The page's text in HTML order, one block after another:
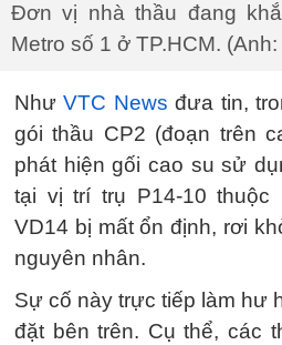
Đơn vị nhà thầu đang
Metro số 1 ở TP.HCM.
NhưVTC News đưa tin,
gói thầu CP2 (đoạn trên
phát hiện gối cao su sử
tại vị trí trụ P14-10 thuộc
VD14 bị mất ổn định, rơi
nguyên nhân.
Sự cố này trực tiếp làm hư
đặt bên trên. Cụ thể, các